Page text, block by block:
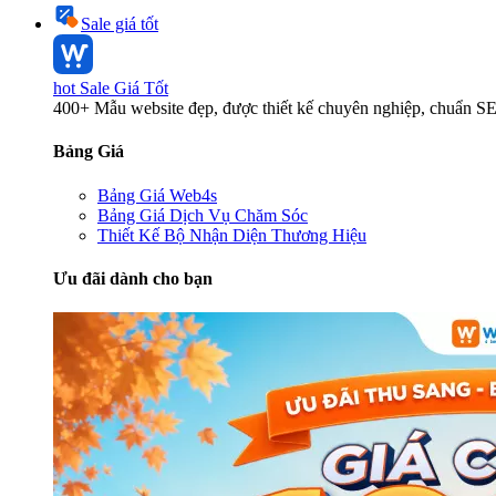
Sale giá tốt
hot Sale Giá Tốt
400+ Mẫu website đẹp, được thiết kế chuyên nghiệp, chuẩn
Bảng Giá
Bảng Giá Web4s
Bảng Giá Dịch Vụ Chăm Sóc
Thiết Kế Bộ Nhận Diện Thương Hiệu
Ưu đãi dành cho bạn